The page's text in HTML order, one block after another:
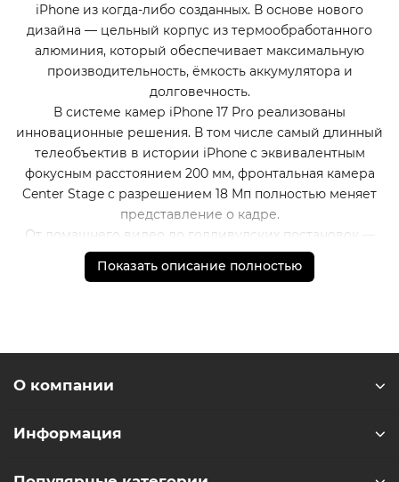
iPhone из когда-либо созданных. В основе нового
дизайна — цельный корпус из термообработанного
алюминия, который обеспечивает максимальную
производительность, ёмкость аккумулятора и
долговечность.
В системе камер iPhone 17 Pro реализованы
инновационные решения. В том числе самый длинный
телеобъектив в истории iPhone с эквивалентным
фокусным расстоянием 200 мм, фронтальная камера
Center Stage с разрешением 18 Мп полностью меняет
представление о кадре.
От домашнего видео до голливудских постановок —
iPhone 17 Pro справится с любой задачей. Благодаря
большему количеству профессиональных функций для
отраслевыми рабочими процессами — iPhone 17 Pro
* - Актуальную стоимость и наличие товара, а также
Показать описание полностью
О компании
Информация